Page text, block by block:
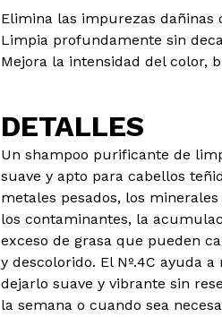
Elimina las impurezas dañinas
Limpia profundamente sin
Mejora la intensidad del color,
DETALLES
Un shampoo purificante de
suave y apto para cabellos
metales pesados, los
los contaminantes, la
exceso de grasa que pueden
y descolorido. El Nº.4C ayuda
dejarlo suave y vibrante sin
la semana o cuando sea